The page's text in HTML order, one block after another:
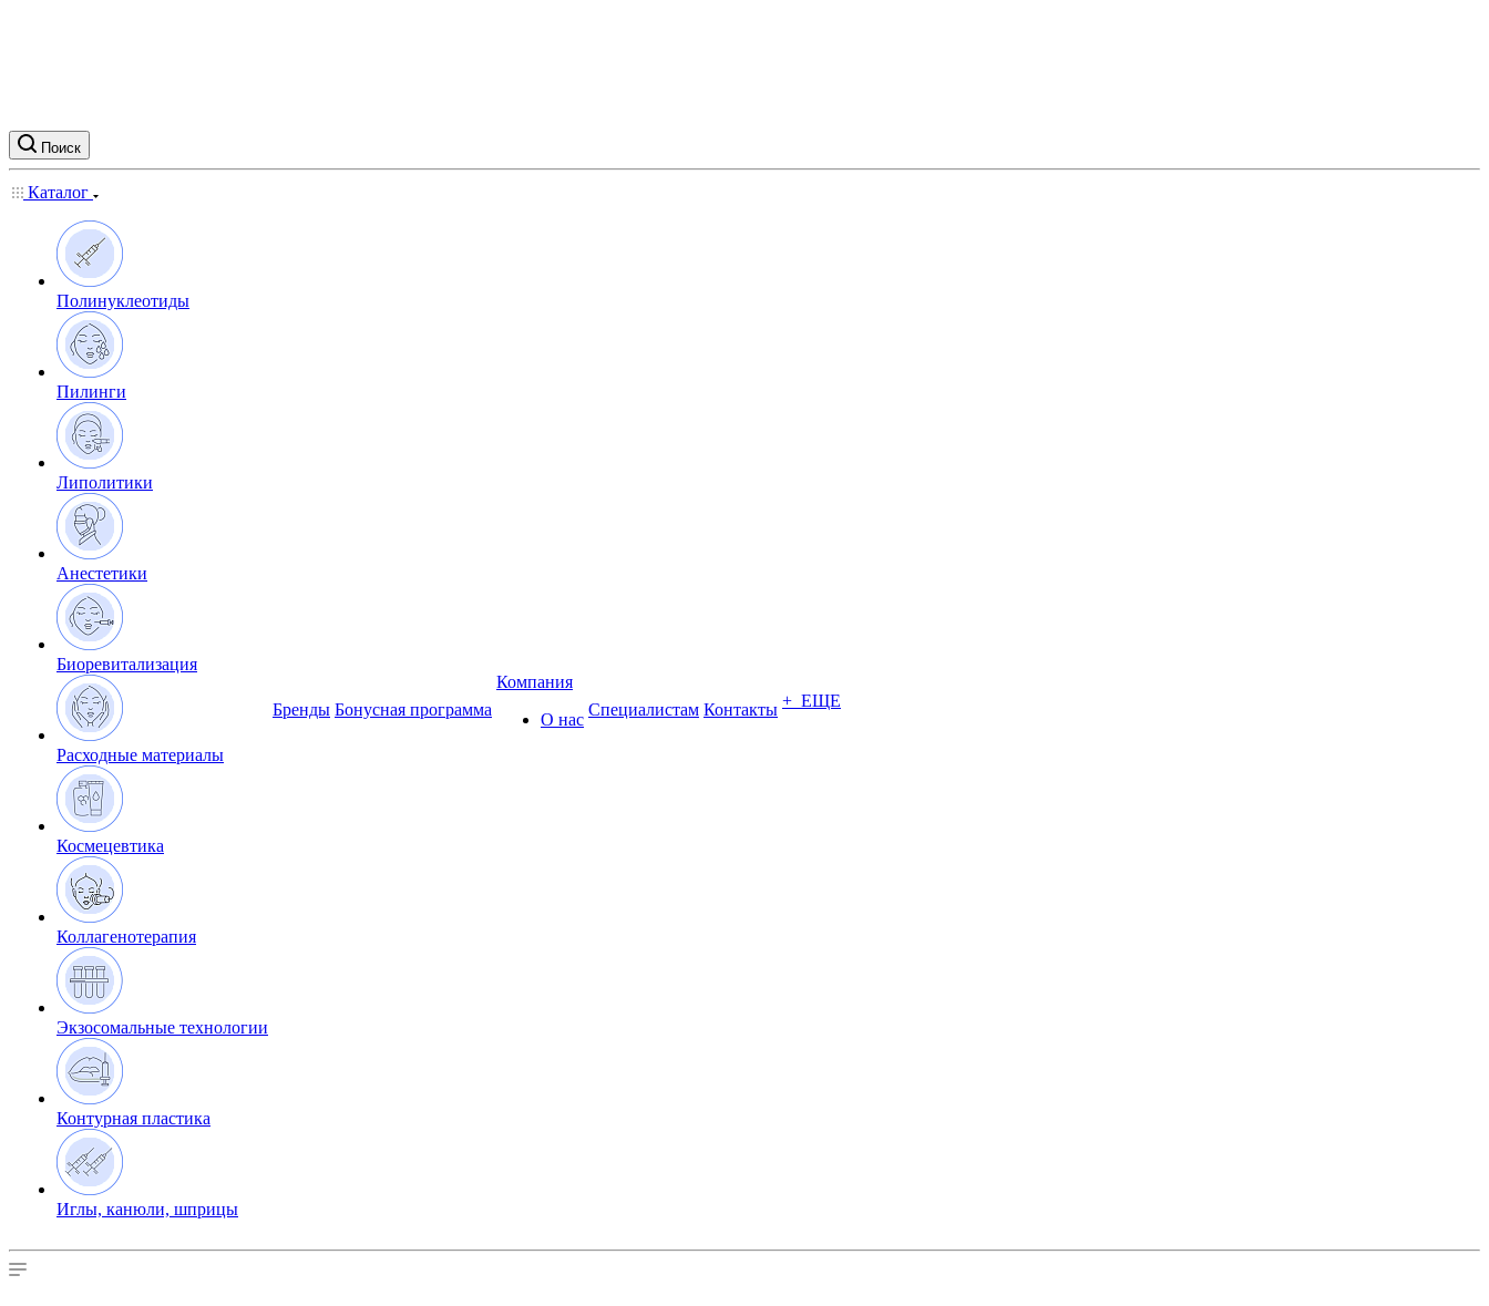
Поиск
Каталог
Полинуклеотиды
Пилинги
Липолитики
Анестетики
Биоревитализация
Расходные материалы
Космецевтика
Коллагенотерапия
Экзосомальные технологии
Контурная пластика
Иглы, канюли, шприцы
Бренды Бонусная программа
Компания
О нас
Специалистам Контакты + ЕЩЕ